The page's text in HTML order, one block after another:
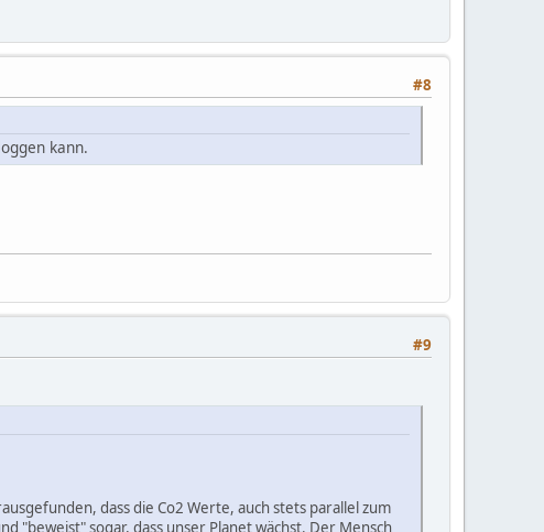
#8
kann.
#9
dass die Co2 Werte, auch stets parallel zum
"beweist" sogar, dass unser Planet wächst. Der Mensch